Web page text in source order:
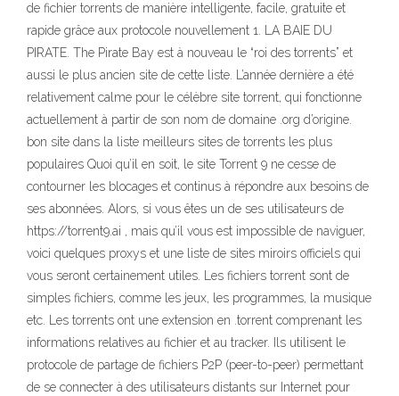
de fichier torrents de manière intelligente, facile, gratuite et
rapide grâce aux protocole nouvellement 1. LA BAIE DU
PIRATE. The Pirate Bay est à nouveau le “roi des torrents” et
aussi le plus ancien site de cette liste. L’année dernière a été
relativement calme pour le célèbre site torrent, qui fonctionne
actuellement à partir de son nom de domaine .org d’origine.
bon site dans la liste meilleurs sites de torrents les plus
populaires Quoi qu’il en soit, le site Torrent 9 ne cesse de
contourner les blocages et continus à répondre aux besoins de
ses abonnées. Alors, si vous êtes un de ses utilisateurs de
https://torrent9.ai , mais qu’il vous est impossible de naviguer,
voici quelques proxys et une liste de sites miroirs officiels qui
vous seront certainement utiles. Les fichiers torrent sont de
simples fichiers, comme les jeux, les programmes, la musique
etc. Les torrents ont une extension en .torrent comprenant les
informations relatives au fichier et au tracker. Ils utilisent le
protocole de partage de fichiers P2P (peer-to-peer) permettant
de se connecter à des utilisateurs distants sur Internet pour